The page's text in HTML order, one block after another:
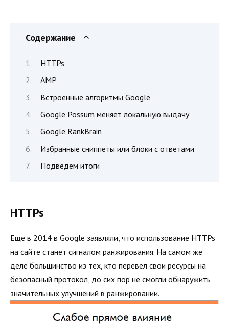
Содержание
HTTPs
AMP
Встроенные алгоритмы Google
Google Possum меняет локальную выдачу
Google RankBrain
Избранные сниппеты или блоки с ответами
Подведем итоги
HTTPs
Еще в 2014 в Google заявляли, что использование HTTPs
на сайте станет сигналом ранжирования. На самом же
деле большинство из тех, кто перевел свои ресурсы на
безопасный протокол, до сих пор не смогли обнаружить
значительных улучшений в ранжировании.